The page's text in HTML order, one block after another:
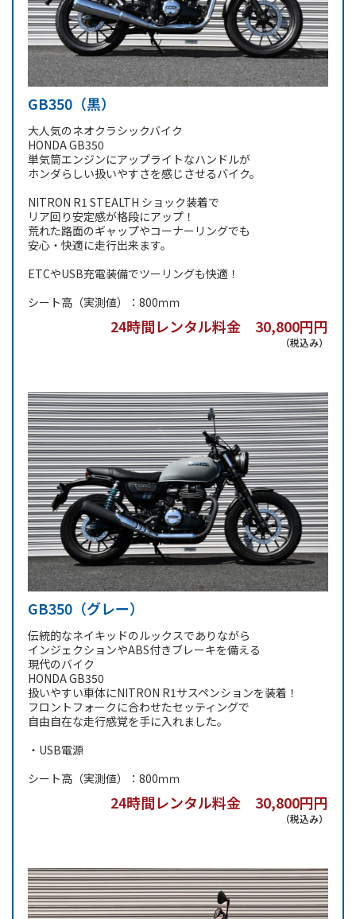
GB350（黒）
大人気のネオクラシックバイク
HONDA GB350
単気筒エンジンにアップライトなハンドルが
ホンダらしい扱いやすさを感じさせるバイク。
NITRON R1 STEALTH ショック装着で
リア回り安定感が格段にアップ！
荒れた路面のギャップやコーナーリングでも
安心・快適に走行出来ます。
ETCやUSB充電装備でツーリングも快適！
シート高（実測値）：800ｍｍ
24時間レンタル料金 30,800円円
（税込み）
GB350（グレー）
伝統的なネイキッドのルックスでありながら
インジェクションやABS付きブレーキを備える
現代のバイク
HONDA GB350
扱いやすい車体にNITRON R1サスペンションを装着！
フロントフォークに合わせたセッティングで
自由自在な走行感覚を手に入れました。
・USB電源
シート高（実測値）：800ｍｍ
24時間レンタル料金 30,800円円
（税込み）